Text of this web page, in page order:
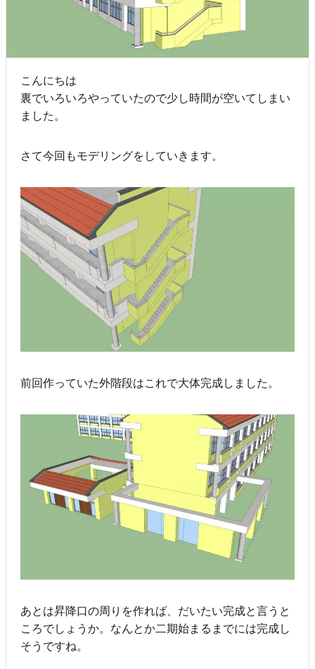
こんにちは
裏でいろいろやっていたので少し時間が空いてしまい
ました。
さて今回もモデリングをしていきます。
前回作っていた外階段はこれで大体完成しました。
あとは昇降口の周りを作れば、だいたい完成と言うと
ころでしょうか。なんとか二期始まるまでには完成し
そうですね。